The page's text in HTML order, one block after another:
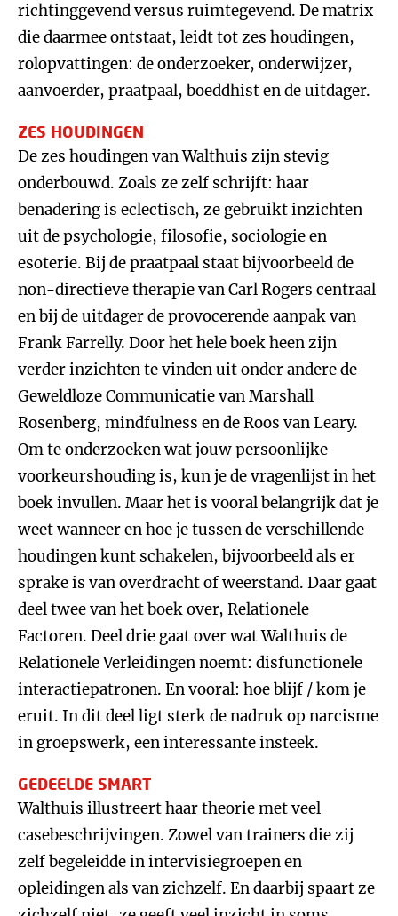
richtinggevend versus ruimtegevend. De matrix
die daarmee ontstaat, leidt tot zes houdingen,
rolopvattingen: de onderzoeker, onderwijzer,
aanvoerder, praatpaal, boeddhist en de uitdager.
ZES HOUDINGEN
De zes houdingen van Walthuis zijn stevig
onderbouwd. Zoals ze zelf schrijft: haar
benadering is eclectisch, ze gebruikt inzichten
uit de psychologie, filosofie, sociologie en
esoterie. Bij de praatpaal staat bijvoorbeeld de
non-directieve therapie van Carl Rogers centraal
en bij de uitdager de provocerende aanpak van
Frank Farrelly. Door het hele boek heen zijn
verder inzichten te vinden uit onder andere de
Geweldloze Communicatie van Marshall
Rosenberg, mindfulness en de Roos van Leary.
Om te onderzoeken wat jouw persoonlijke
voorkeurshouding is, kun je de vragenlijst in het
boek invullen. Maar het is vooral belangrijk dat je
weet wanneer en hoe je tussen de verschillende
houdingen kunt schakelen, bijvoorbeeld als er
sprake is van overdracht of weerstand. Daar gaat
deel twee van het boek over, Relationele
Factoren. Deel drie gaat over wat Walthuis de
Relationele Verleidingen noemt: disfunctionele
interactiepatronen. En vooral: hoe blijf / kom je
eruit. In dit deel ligt sterk de nadruk op narcisme
in groepswerk, een interessante insteek.
GEDEELDE SMART
Walthuis illustreert haar theorie met veel
casebeschrijvingen. Zowel van trainers die zij
zelf begeleidde in intervisiegroepen en
opleidingen als van zichzelf. En daarbij spaart ze